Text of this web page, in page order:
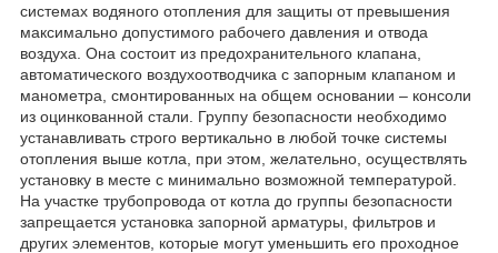
системах водяного отопления для защиты от превышения
максимально допустимого рабочего давления и отвода
воздуха. Она состоит из предохранительного клапана,
автоматического воздухоотводчика с запорным клапаном и
манометра, смонтированных на общем основании – консоли
из оцинкованной стали. Группу безопасности необходимо
устанавливать строго вертикально в любой точке системы
отопления выше котла, при этом, желательно, осуществлять
установку в месте с минимально возможной температурой.
На участке трубопровода от котла до группы безопасности
запрещается установка запорной арматуры, фильтров и
других элементов, которые могут уменьшить его проходное